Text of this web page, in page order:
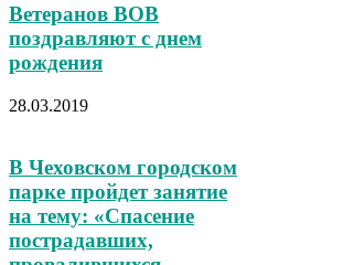
Ветеранов ВОВ
поздравляют с днем
рождения
28.03.2019
В Чеховском городском
парке пройдет занятие
на тему: «Спасение
пострадавших,